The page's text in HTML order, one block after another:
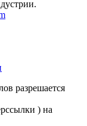
разрешается
) на